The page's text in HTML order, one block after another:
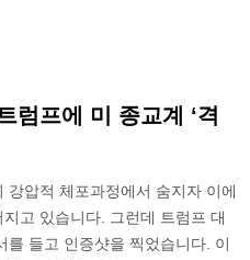
럼프에 미 종교계 ‘격
강압적 체포과정에서 숨지자 이에
고 있습니다. 그런데 트럼프 대
를 들고 인증샷을 찍었습니다. 이